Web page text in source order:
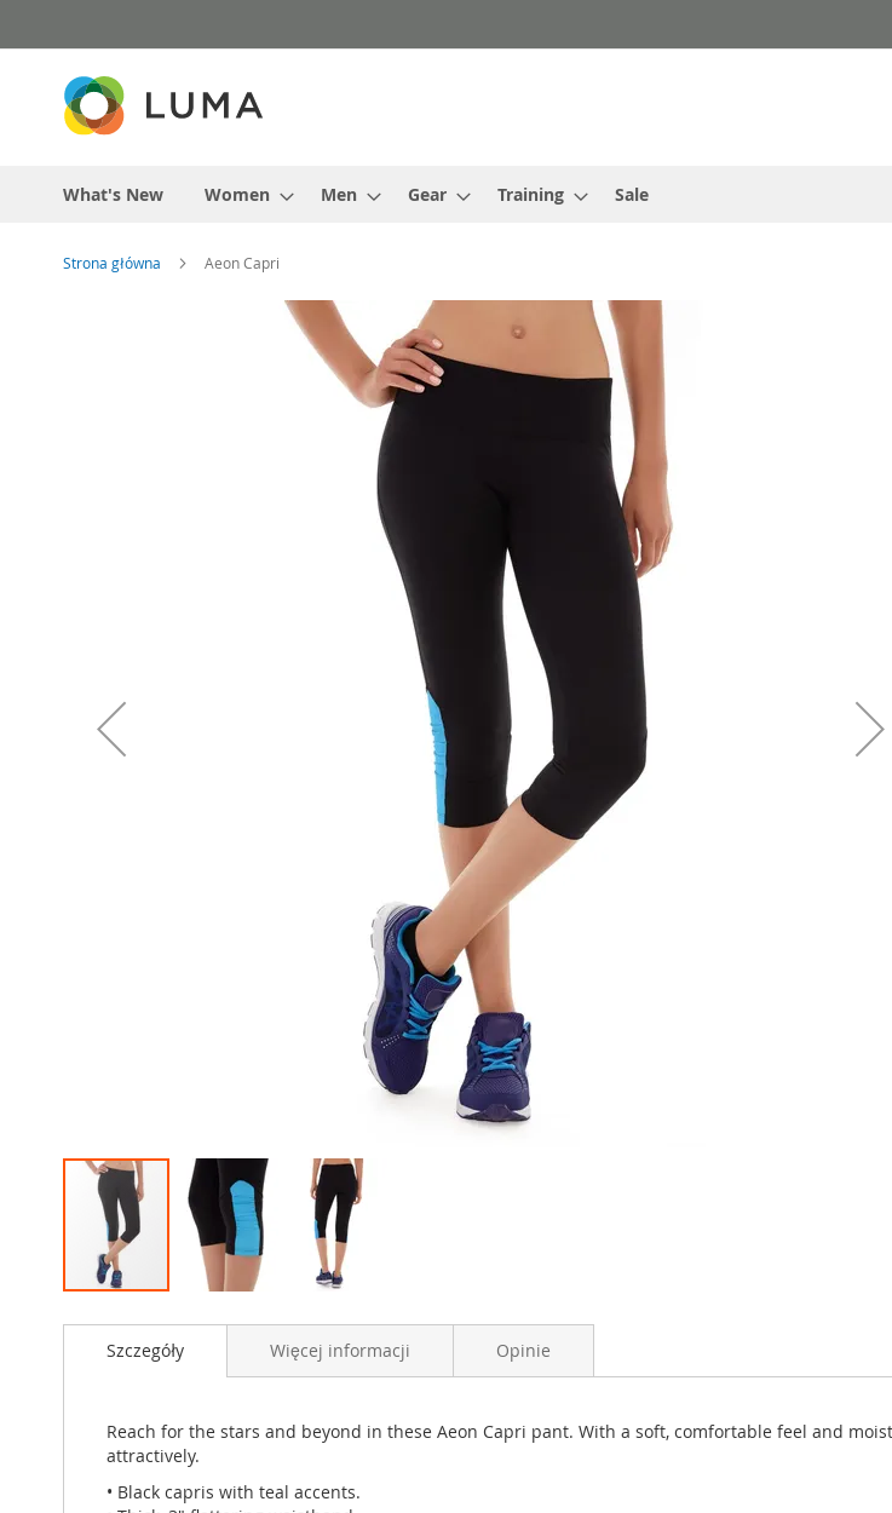
do
treści
What's New Women Men Gear Training Sale
Strona główna Aeon Capri
na
początekSzczegóły
Reach for the stars and beyond in these Aeon Capri pant. With a soft, comfortable feel and
attractively.
• Black capris with teal accents.
Więcej informacji Opinie